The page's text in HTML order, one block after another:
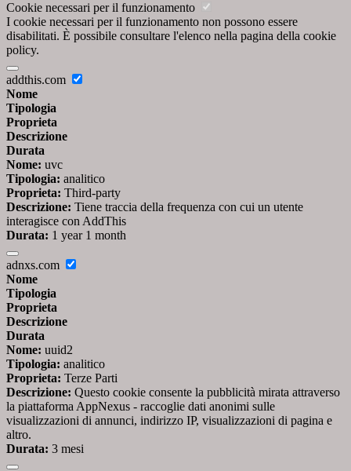
Cookie necessari per il funzionamento
I cookie necessari per il funzionamento non possono essere
disabilitati. È possibile consultare l'elenco nella pagina della cookie
policy.
addthis.com
Nome
Tipologia
Proprieta
Descrizione
Durata
Nome: uvc
Tipologia: analitico
Proprieta: Third-party
Descrizione: Tiene traccia della frequenza con cui un utente
interagisce con AddThis
Durata: 1 year 1 month
adnxs.com
Nome
Tipologia
Proprieta
Descrizione
Durata
Nome: uuid2
Tipologia: analitico
Proprieta: Terze Parti
Descrizione: Questo cookie consente la pubblicità mirata attraverso
la piattaforma AppNexus - raccoglie dati anonimi sulle
visualizzazioni di annunci, indirizzo IP, visualizzazioni di pagina e
altro.
Durata: 3 mesi